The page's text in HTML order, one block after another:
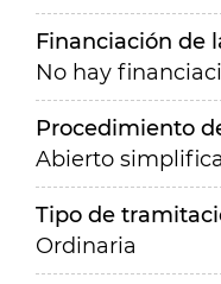
Financiación de
No hay
Procedimiento
Abierto
Tipo de
Ordinaria